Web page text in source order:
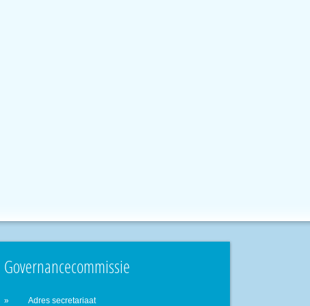
Governancecommissie
Adres secretariaat